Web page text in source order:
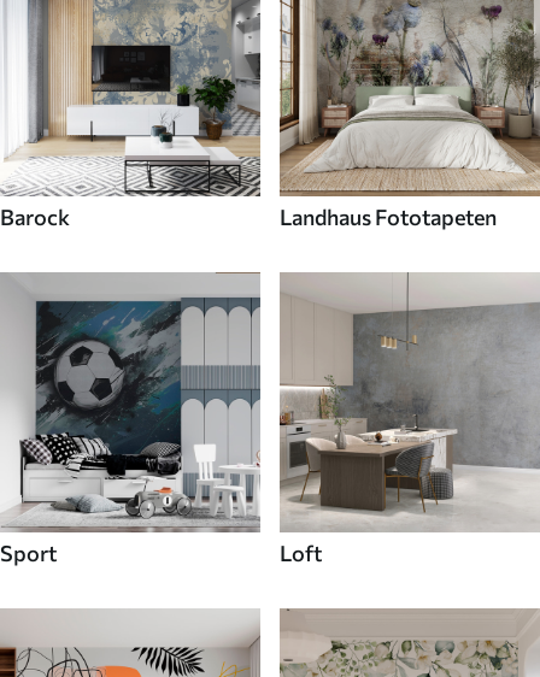
Barock Landhaus Fototapeten
Sport Loft